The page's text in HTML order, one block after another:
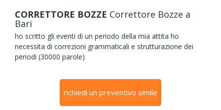
CORRETTORE BOZZE Correttore Bozze a
Bari
ho scritto gli eventi di un periodo della mia attita ho
necessita di correzioni grammaticali e strutturazione dei
periodi (30000 parole)
richiedi un preventivo simile